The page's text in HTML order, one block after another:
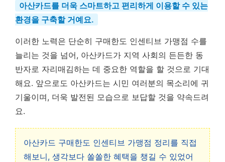
아산카드를 더욱 스마트하고 편리하게 이용할 수 있는
환경을 구축할 거예요.
이러한 노력은 단순히 구매한도 인센티브 가맹점 수를
늘리는 것을 넘어, 아산카드가 지역 사회의 든든한 동
반자로 자리매김하는 데 중요한 역할을 할 것으로 기대
해요. 앞으로도 아산카드는 시민 여러분의 목소리에 귀
기울이며, 더욱 발전된 모습으로 보답할 것을 약속드려
요.
아산카드 구매한도 인센티브 가맹점 정리를 직접
해보니, 생각보다 쏠쏠한 혜택을 챙길 수 있었어